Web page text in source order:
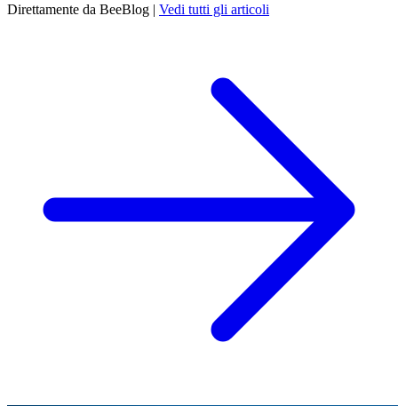
Direttamente da BeeBlog | Vedi tutti gli articoli